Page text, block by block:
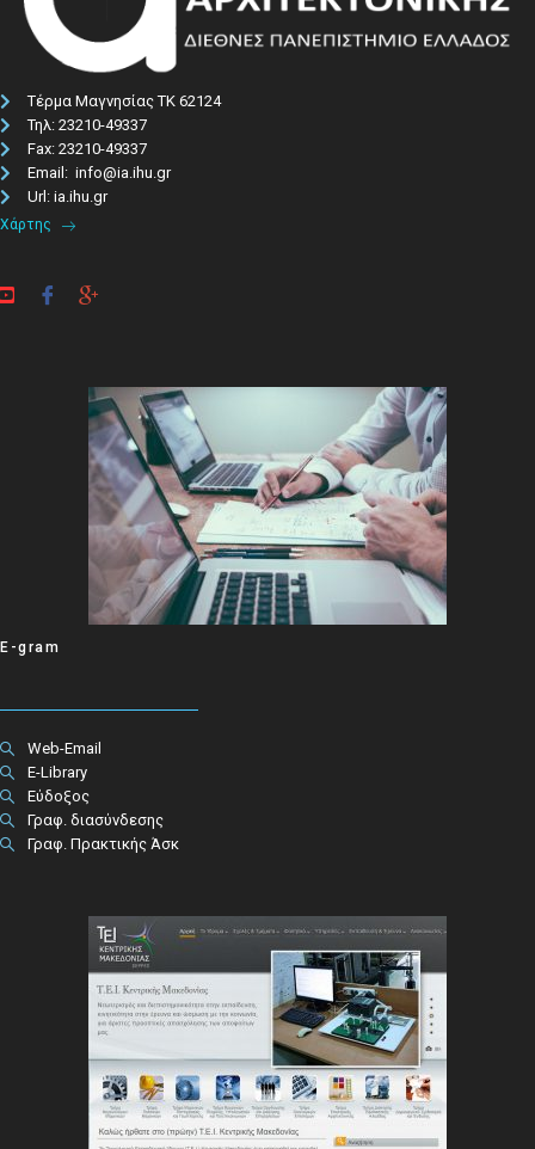
Τέρμα Μαγνησίας ΤΚ 62124
Τηλ: 23210-49337​
Fax: 23210-49337
Email: info@ia.ihu.gr
Url: ia.ihu.gr
Χάρτης
E-gram
Web-Email
E-Library
Εύδοξος
Γραφ. διασύνδεσης
Γραφ. Πρακτικής Άσκ